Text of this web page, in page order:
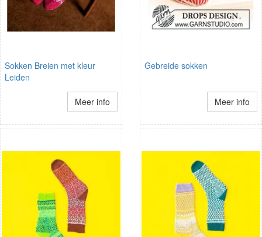
Sokken Breien met kleur
Leiden
Meer info
Gebreide sokken
Meer info